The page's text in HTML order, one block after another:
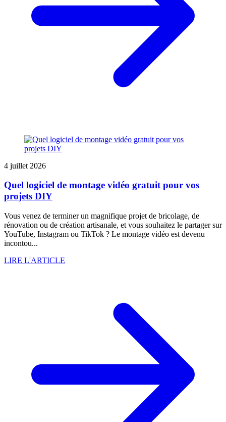
4 juillet 2026
Quel logiciel de montage vidéo gratuit pour vos
projets DIY
Vous venez de terminer un magnifique projet de bricolage, de
rénovation ou de création artisanale, et vous souhaitez le partager sur
YouTube, Instagram ou TikTok ? Le montage vidéo est devenu
incontou...
LIRE L'ARTICLE